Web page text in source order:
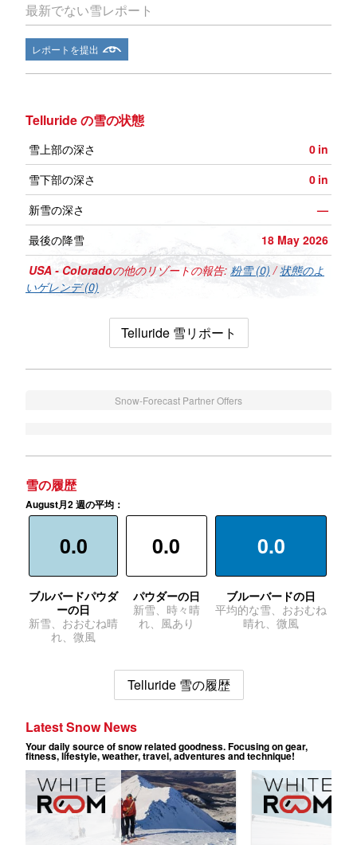
最新でない雪レポート
レポートを提出
Telluride の雪の状態
雪上部の深さ 0 in
雪下部の深さ
0 in
新雪の深さ
—
最後の降雪
18 May 2026
USA - Coloradoの他のリゾートの報告: 粉雪 (0) /状態のよ
いゲレンデ (0)
Telluride 雪リポート
Snow-Forecast Partner Offers
雪の履歴
August月2 週の平均：
0.0
ブルバードパウダ
ーの日
新雪、おおむね晴
れ、微風
0.0
パウダーの日
新雪、時々晴
れ、風あり
0.0
ブルーバードの日
平均的な雪、おおむね
晴れ、微風
Telluride 雪の履歴